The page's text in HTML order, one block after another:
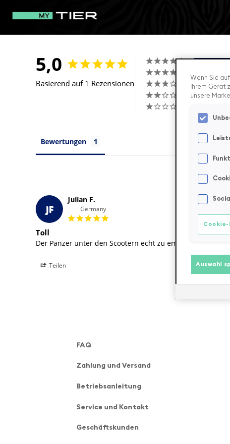
5,0
Basierend auf 1 Rezensionen
Bewertungen
JF
Julian F.
Germany
Toll
Der Panzer unter den Scootern echt zu empfehlen. Der
Teilen
FAQ
Zahlung und Versand
Betriebsanleitung
Service und Kontakt
Geschäftskunden
Wenn Sie
Ihrem Gerät
unsere
Auswahl